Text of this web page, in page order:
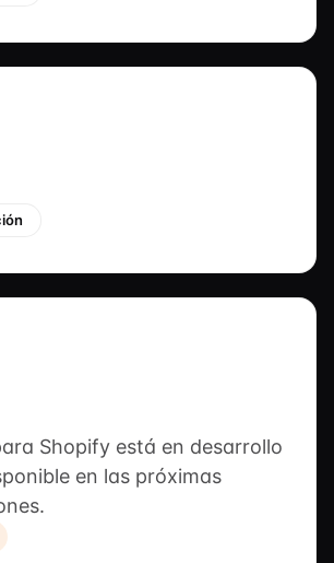
Shopify está en desarrollo
en las próximas